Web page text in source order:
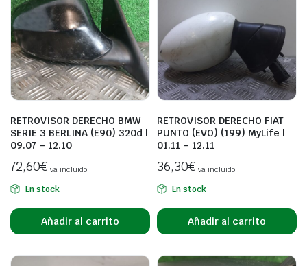
RETROVISOR DERECHO BMW
SERIE 3 BERLINA (E90) 320d |
09.07 – 12.10
72,60€Iva incluido
En stock
Añadir al carrito
RETROVISOR DERECHO FIAT
PUNTO (EVO) (199) MyLife |
01.11 – 12.11
36,30€Iva incluido
En stock
Añadir al carrito